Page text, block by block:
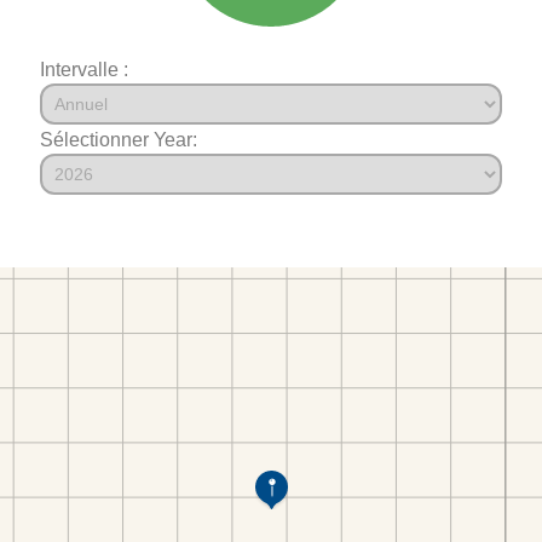
Intervalle :
Sélectionner Year: